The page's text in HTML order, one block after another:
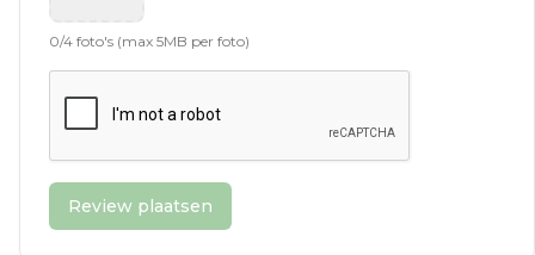
0/4 foto's (max 5MB per foto)
Review plaatsen